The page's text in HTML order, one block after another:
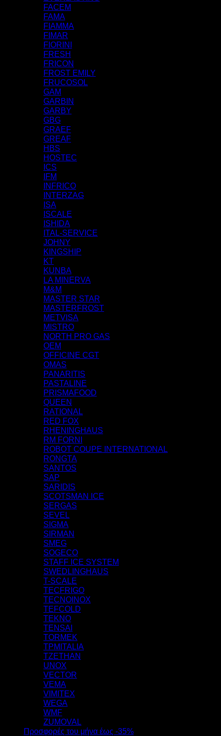
FACEM
FAMA
FIAMMA
FIMAR
FIORINI
FRESH
FRICON
FROST EMILY
FRUCOSOL
GAM
GARBIN
GARBY
GBG
GRAEF
GREAF
HBS
HOSTEC
ICS
IFM
INFRICO
INTERZAG
ISA
ISCALE
ISHIDA
ITAL-SERVICE
JOHNY
KINGSHIP
KT
KUNBA
LA MINERVA
M&M
MASTER STAR
MASTERFROST
METVISA
MISTRO
NORTH PRO GAS
OEM
OFFICINE CGT
OMAS
PANARITIS
PASTALINE
PRISMAFOOD
QUEEN
RATIONAL
RED FOX
RHENINGHAUS
RM FORNI
ROBOT COUPE INTERNATIONAL
RONGTA
SANTOS
SAP
SARIDIS
SCOTSMAN ICE
SERGAS
SEVEL
SIGMA
SIRMAN
SMEG
SOGECO
STAFF ICE SYSTEM
SWEDLINGHAUS
T-SCALE
TECFRIGO
TECNOINOX
TEFCOLD
TEKNO
TENSAI
TORMEK
TPMITALIA
TZETHAN
UNOX
VECTOR
VEMA
VIMITEX
WEGA
WMF
ZUMOVAL
Προσφορές του μήνα έως -35%